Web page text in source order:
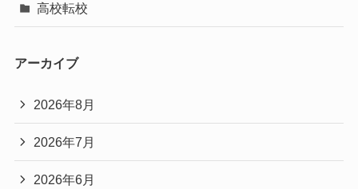
高校転校
アーカイブ
2026年8月
2026年7月
2026年6月